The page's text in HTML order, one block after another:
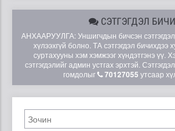
СЭТГЭГДЭЛ
АНХААРУУЛГА: Уншигчдын бичсэн
хүлээхгүй болно. ТА сэтгэгдэл бичихдээ
суртахууны хэм хэмжээг хүндэтгэнэ үү.
сэтгэгдэлийг админ устгах эрхтэй.
гомдолыг
70127055 утсаар